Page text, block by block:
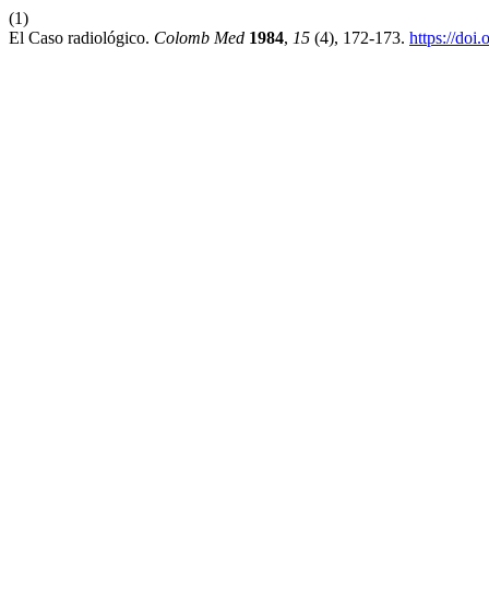
(1)
El Caso radiológico. Colomb Med 1984, 15 (4), 172-173. https://